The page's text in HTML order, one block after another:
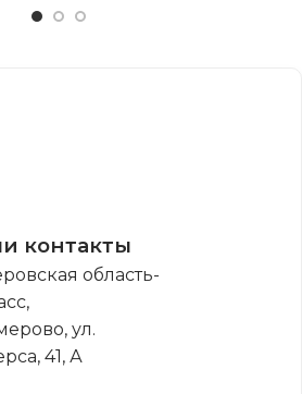
контакты
область-
ул.
41, А